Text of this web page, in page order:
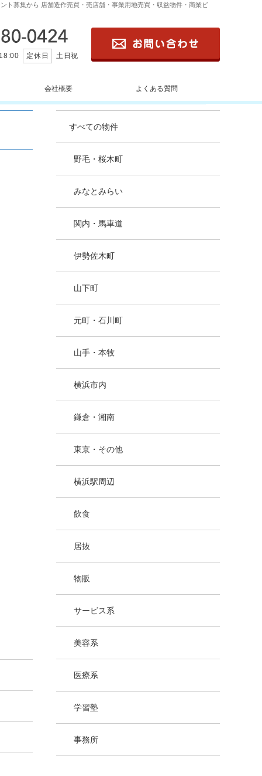
募集から 店舗造作売買・売店舗・事業用地売買・収益物件・商業ビ
定休日 土日祝
会社概要 よくある質問
すべての物件
野毛・桜木町
みなとみらい
関内・馬車道
伊勢佐木町
山下町
元町・石川町
山手・本牧
横浜市内
鎌倉・湘南
東京・その他
横浜駅周辺
飲食
居抜
物販
サービス系
美容系
医療系
学習塾
事務所